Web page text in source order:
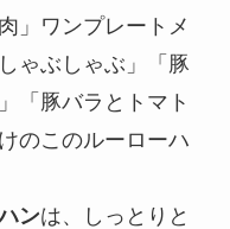
」ワンプレートメ
ゃぶしゃぶ」「豚
「豚バラとトマト
のこのルーローハ
ンは、しっとりと